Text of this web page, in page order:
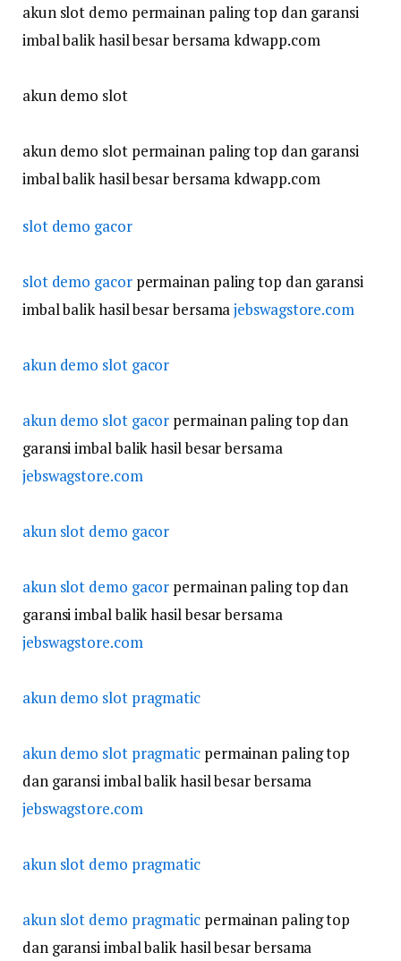
akun slot demo permainan paling top dan garansi
imbal balik hasil besar bersama kdwapp.com
akun demo slot
akun demo slot permainan paling top dan garansi
imbal balik hasil besar bersama kdwapp.com
slot demo gacor
slot demo gacorpermainan paling top dan garansi
imbal balik hasil besar bersamajebswagstore.com
akun demo slot gacor
akun demo slot gacor permainan paling top dan
garansi imbal balik hasil besar bersama
jebswagstore.com
akun slot demo gacor
akun slot demo gacor permainan paling top dan
garansi imbal balik hasil besar bersama
jebswagstore.com
akun demo slot pragmatic
akun demo slot pragmaticpermainan paling top
dan garansi imbal balik hasil besar bersama
jebswagstore.com
akun slot demo pragmatic
akun slot demo pragmaticpermainan paling top
dan garansi imbal balik hasil besar bersama